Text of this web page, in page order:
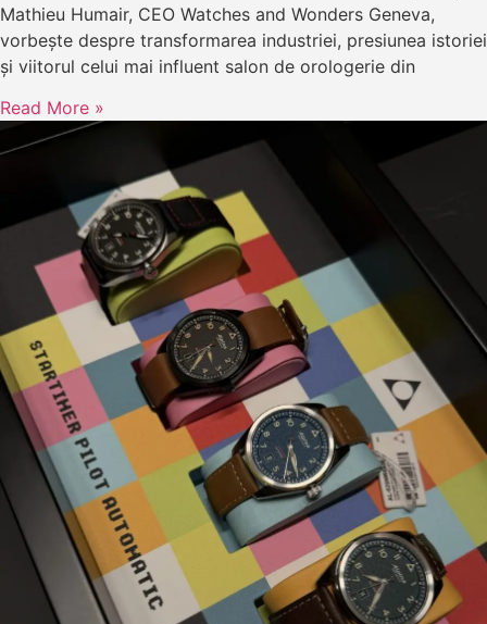
Mathieu Humair, CEO Watches and Wonders Geneva,
vorbește despre transformarea industriei, presiunea istoriei
și viitorul celui mai influent salon de orologerie din
Read More »